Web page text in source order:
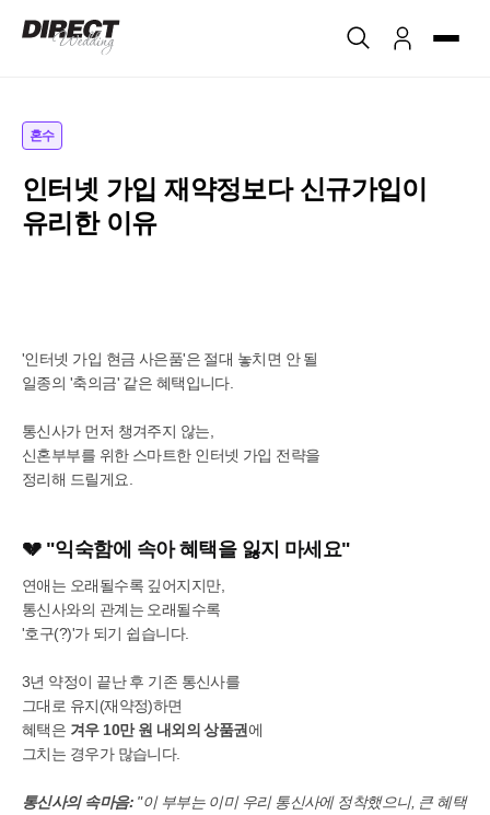
혼수
인터넷 가입 재약정보다 신규가입이
유리한 이유
'인터넷 가입 현금 사은품'은 절대 놓치면 안 될
일종의 '축의금' 같은 혜택입니다.
통신사가 먼저 챙겨주지 않는,
신혼부부를 위한 스마트한 인터넷 가입 전략을
정리해 드릴게요.
💔 "익숙함에 속아 혜택을 잃지 마세요"
연애는 오래될수록 깊어지지만,
통신사와의 관계는 오래될수록
'호구(?)'가 되기 쉽습니다.
3년 약정이 끝난 후 기존 통신사를
그대로 유지(재약정)하면
혜택은 겨우 10만 원 내외의 상품권에
그치는 경우가 많습니다.
통신사의 속마음:"이 부부는 이미 우리 통신사에 정착했으니, 큰 혜택